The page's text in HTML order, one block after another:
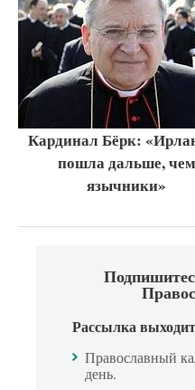
Кардинал Бёрк:
пошла дальше, чем
язычники»
Рассылка
Православный
день.